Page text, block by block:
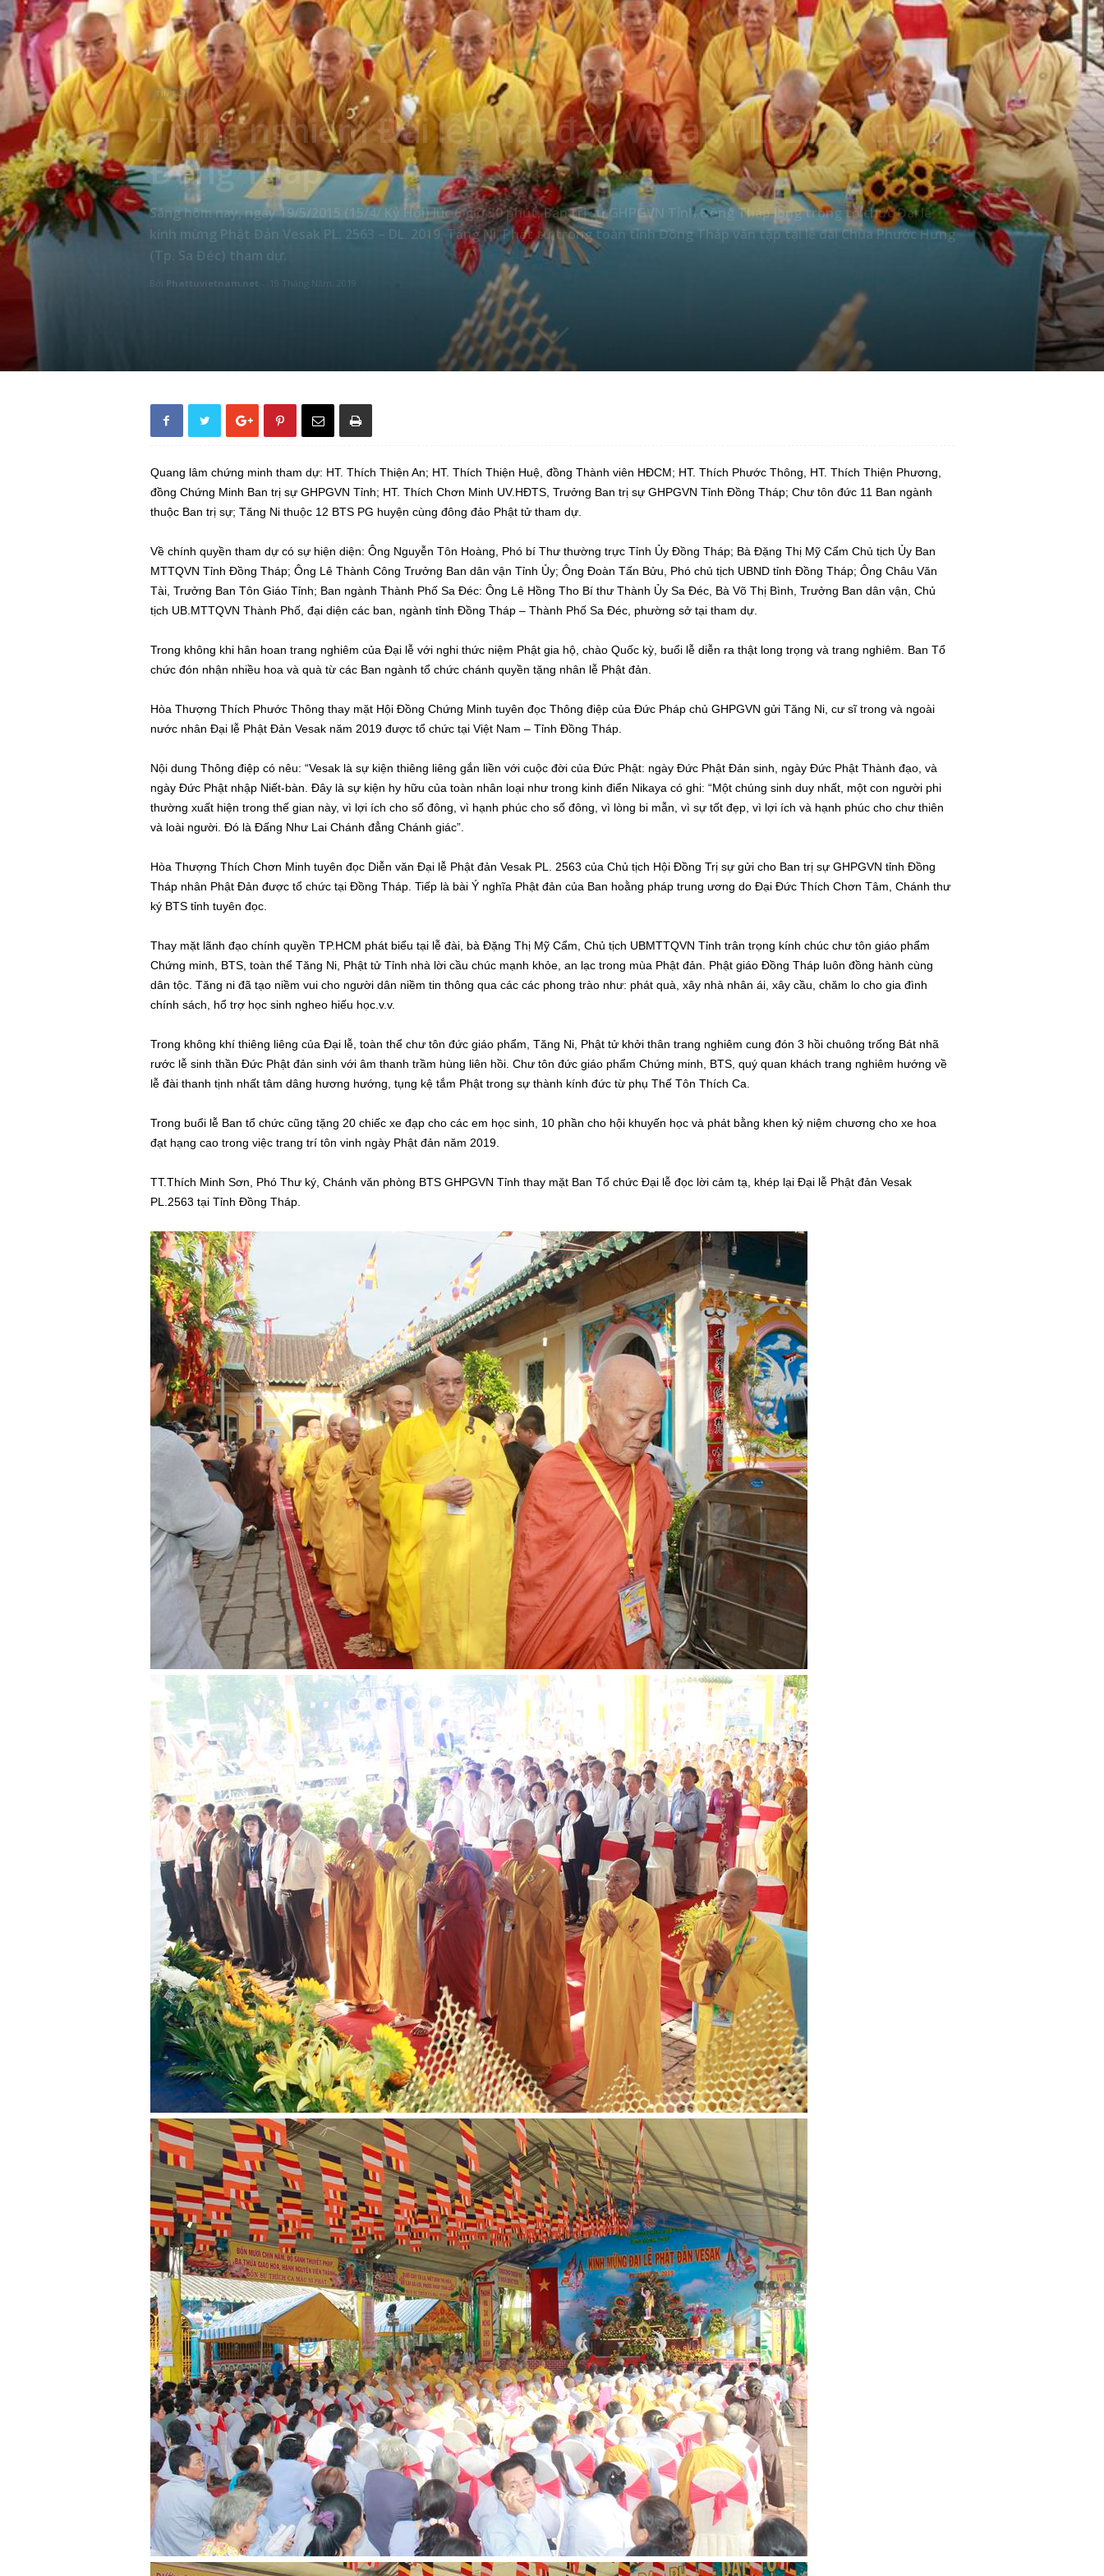
TIN TỨC
Trang nghiêm Đại lễ Phật đản Vesak PL. 2563 tại
Đồng Tháp
Sáng hôm nay, ngày 19/5/2015 (15/4/ Kỷ Hợi) lúc 6 giờ 30 phút, Ban trị sự GHPGVN Tỉnh Đồng Tháp long trọng tổ chức Đại lễ
kính mừng Phật Đản Vesak PL. 2563 – DL. 2019, Tăng Ni, Phật tử trong toàn tỉnh Đồng Tháp vân tập tại lễ đài Chùa Phước Hưng
(Tp. Sa Đéc) tham dự.
Phattuvietnam.net 19 Tháng Năm, 2019
Quang lâm chứng minh tham dự: HT. Thích Thiện An; HT. Thích Thiện Huệ, đồng Thành viên HĐCM; HT. Thích Phước Thông, HT. Thích Thiện Phương,
đồng Chứng Minh Ban trị sự GHPGVN Tỉnh; HT. Thích Chơn Minh UV.HĐTS, Trưởng Ban trị sự GHPGVN Tỉnh Đồng Tháp; Chư tôn đức 11 Ban ngành
thuộc Ban trị sự; Tăng Ni thuộc 12 BTS PG huyện cùng đông đảo Phật tử tham dự.
Về chính quyền tham dự có sự hiện diện: Ông Nguyễn Tôn Hoàng, Phó bí Thư thường trực Tỉnh Ủy Đồng Tháp; Bà Đặng Thị Mỹ Cẩm Chủ tịch Ủy Ban
MTTQVN Tỉnh Đồng Tháp; Ông Lê Thành Công Trưởng Ban dân vận Tỉnh Ủy; Ông Đoàn Tấn Bửu, Phó chủ tịch UBND tỉnh Đồng Tháp; Ông Châu Văn
Tài, Trưởng Ban Tôn Giáo Tỉnh; Ban ngành Thành Phố Sa Đéc: Ông Lê Hồng Tho Bí thư Thành Ủy Sa Đéc, Bà Võ Thị Bình, Trưởng Ban dân vận, Chủ
tịch UB.MTTQVN Thành Phố, đại diện các ban, ngành tỉnh Đồng Tháp – Thành Phố Sa Đéc, phường sở tại tham dự.
Trong không khi hân hoan trang nghiêm của Đại lễ với nghi thức niệm Phật gia hộ, chào Quốc kỳ, buổi lễ diễn ra thật long trọng và trang nghiêm. Ban Tổ
chức đón nhận nhiều hoa và quà từ các Ban ngành tổ chức chánh quyền tặng nhân lễ Phật đản.
Hòa Thượng Thích Phước Thông thay mặt Hội Đồng Chứng Minh tuyên đọc Thông điệp của Đức Pháp chủ GHPGVN gửi Tăng Ni, cư sĩ trong và ngoài
nước nhân Đại lễ Phật Đản Vesak năm 2019 được tổ chức tại Việt Nam – Tỉnh Đồng Tháp.
Nội dung Thông điệp có nêu: “Vesak là sự kiện thiêng liêng gắn liền với cuộc đời của Đức Phật: ngày Đức Phật Đản sinh, ngày Đức Phật Thành đạo, và
ngày Đức Phật nhập Niết-bàn. Đây là sự kiện hy hữu của toàn nhân loại như trong kinh điển Nikaya có ghi: “Một chúng sinh duy nhất, một con người phi
thường xuất hiện trong thế gian này, vì lợi ích cho số đông, vì hạnh phúc cho số đông, vì lòng bi mẫn, vì sự tốt đẹp, vì lợi ích và hạnh phúc cho chư thiên
và loài người. Đó là Đấng Như Lai Chánh đẳng Chánh giác”.
Hòa Thượng Thích Chơn Minh tuyên đọc Diễn văn Đại lễ Phật đản Vesak PL. 2563 của Chủ tịch Hội Đồng Trị sự gửi cho Ban trị sự GHPGVN tỉnh Đồng
Tháp nhân Phật Đản được tổ chức tại Đồng Tháp. Tiếp là bài Ý nghĩa Phật đản của Ban hoằng pháp trung ương do Đại Đức Thích Chơn Tâm, Chánh thư
ký BTS tỉnh tuyên đọc.
Thay mặt lãnh đạo chính quyền TP.HCM phát biểu tại lễ đài, bà Đặng Thị Mỹ Cẩm, Chủ tịch UBMTTQVN Tỉnh trân trọng kính chúc chư tôn giáo phẩm
Chứng minh, BTS, toàn thể Tăng Ni, Phật tử Tỉnh nhà lời cầu chúc mạnh khỏe, an lạc trong mùa Phật đản. Phật giáo Đồng Tháp luôn đồng hành cùng
dân tộc. Tăng ni đã tạo niềm vui cho người dân niềm tin thông qua các các phong trào như: phát quà, xây nhà nhân ái, xây cầu, chăm lo cho gia đình
chính sách, hổ trợ học sinh ngheo hiếu học.v.v.
Trong không khí thiêng liêng của Đại lễ, toàn thể chư tôn đức giáo phẩm, Tăng Ni, Phật tử khởi thân trang nghiêm cung đón 3 hồi chuông trống Bát nhã
rước lễ sinh thần Đức Phật đản sinh với âm thanh trầm hùng liên hồi. Chư tôn đức giáo phẩm Chứng minh, BTS, quý quan khách trang nghiêm hướng về
lễ đài thanh tịnh nhất tâm dâng hương hướng, tụng kệ tắm Phật trong sự thành kính đức từ phụ Thế Tôn Thích Ca.
Trong buổi lễ Ban tổ chức cũng tặng 20 chiếc xe đạp cho các em học sinh, 10 phần cho hội khuyến học và phát bằng khen kỷ niệm chương cho xe hoa
đạt hạng cao trong việc trang trí tôn vinh ngày Phật đản năm 2019.
TT.Thích Minh Sơn, Phó Thư ký, Chánh văn phòng BTS GHPGVN Tỉnh thay mặt Ban Tổ chức Đại lễ đọc lời cảm tạ, khép lại Đại lễ Phật đản Vesak
PL.2563 tại Tỉnh Đồng Tháp.